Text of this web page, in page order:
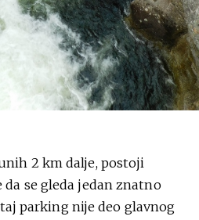
2 km dalje, postoji
se gleda jedan znatno
parking nije deo glavnog